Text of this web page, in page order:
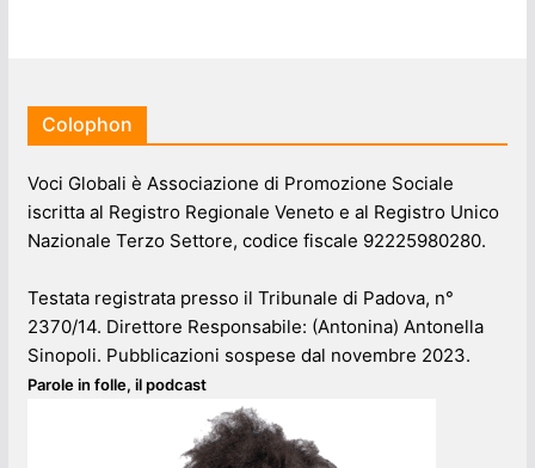
Colophon
Voci Globali è Associazione di Promozione Sociale
iscritta al Registro Regionale Veneto e al Registro Unico
Nazionale Terzo Settore, codice fiscale 92225980280.
Testata registrata presso il Tribunale di Padova, n°
2370/14. Direttore Responsabile: (Antonina) Antonella
Sinopoli. Pubblicazioni sospese dal novembre 2023.
Parole in folle, il podcast